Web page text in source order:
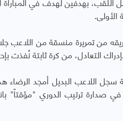
من تمريرة منسقة من اللاعب
التعادل، من كرة ثابتة نُفذت
اللاعب البديل أمجد الرضاء
بهدفين لهدف، رافعاً رصيده إلى 6 نقاط في صدارة